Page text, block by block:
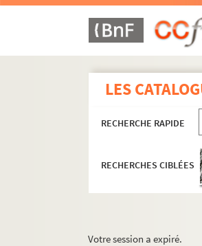
LES
RECHERCHE RAPIDE
RECHERCHES CIBLÉES
Votre session a expiré.